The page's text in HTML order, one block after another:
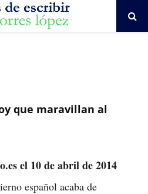
que maravillan al
el 10 de abril de 2014
español acaba de